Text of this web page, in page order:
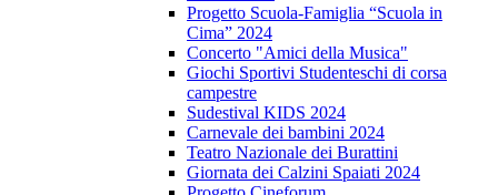
Progetto Scuola-Famiglia “Scuola in
Cima” 2024
Concerto "Amici della Musica"
Giochi Sportivi Studenteschi di corsa
campestre
Sudestival KIDS 2024
Carnevale dei bambini 2024
Teatro Nazionale dei Burattini
Giornata dei Calzini Spaiati 2024